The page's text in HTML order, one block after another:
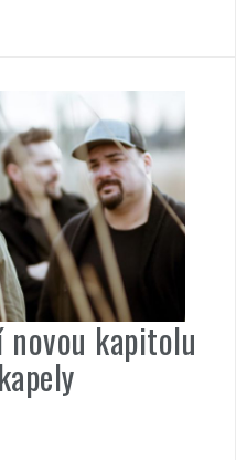
novou kapitolu